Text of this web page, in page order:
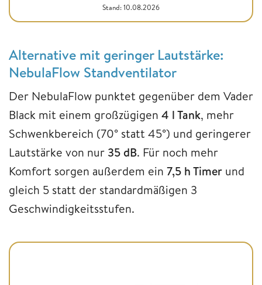
Stand: 10.08.2026
Alternative mit geringer Lautstärke:
NebulaFlow Standventilator
Der NebulaFlow punktet gegenüber dem Vader
Black mit einem großzügigen 4 l Tank, mehr
Schwenkbereich (70° statt 45°) und geringerer
Lautstärke von nur 35 dB. Für noch mehr
Komfort sorgen außerdem ein 7,5 h Timer und
gleich 5 statt der standardmäßigen 3
Geschwindigkeitsstufen.